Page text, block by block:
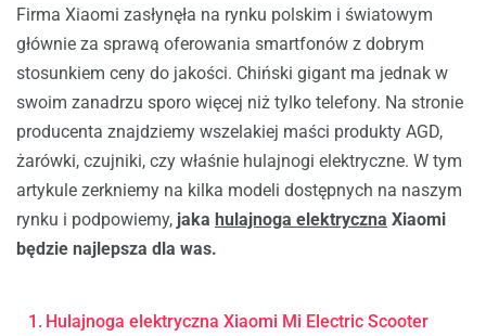
Firma Xiaomi zasłynęła na rynku polskim i światowym
głównie za sprawą oferowania smartfonów z dobrym
stosunkiem ceny do jakości. Chiński gigant ma jednak w
swoim zanadrzu sporo więcej niż tylko telefony. Na stronie
producenta znajdziemy wszelakiej maści produkty AGD,
żarówki, czujniki, czy właśnie hulajnogi elektryczne. W tym
artykule zerkniemy na kilka modeli dostępnych na naszym
rynku i podpowiemy, jaka hulajnoga elektryczna Xiaomi
będzie najlepsza dla was.
Hulajnoga elektryczna Xiaomi Mi Electric Scooter